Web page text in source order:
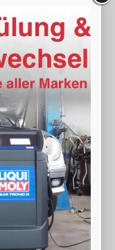
Graphit Grau Metallic
Sie an
Fahrzeugexposé (PDF)